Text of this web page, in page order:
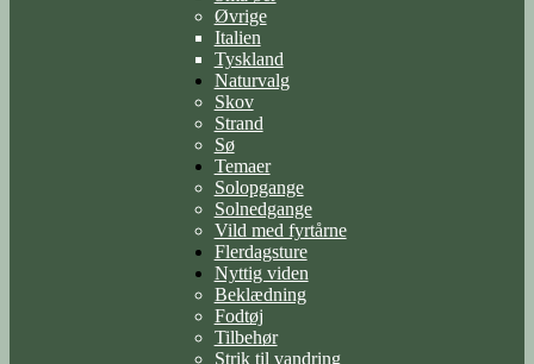
Øvrige
Italien
Tyskland
Naturvalg
Skov
Strand
Sø
Temaer
Solopgange
Solnedgange
Vild med fyrtårne
Flerdagsture
Nyttig viden
Beklædning
Fodtøj
Tilbehør
Strik til vandring